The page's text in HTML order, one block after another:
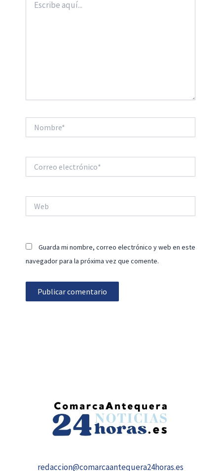
aquí...
electrónico*
Guarda mi nombre, correo electrónico y web en este
navegador para la próxima vez que comente.
redaccion@comarcaantequera24horas.es